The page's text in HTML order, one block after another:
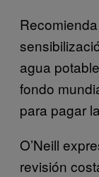
agua
fondo
para pagar
O’Neill
revisión